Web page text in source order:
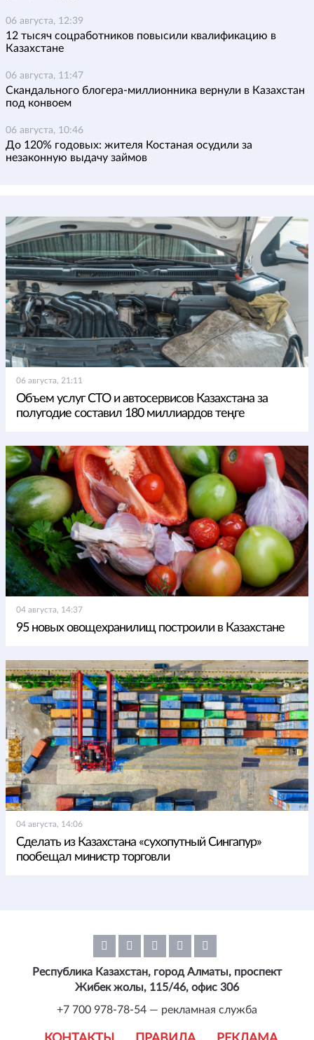
06 августа, 12:39
12 тысяч соцработников повысили квалификацию в
Казахстане
06 августа, 11:47
Скандального блогера-миллионника вернули в Казахстан
под конвоем
06 августа, 10:46
До 120% годовых: жителя Костаная осудили за
незаконную выдачу займов
06 августа, 21:11
Объем услуг СТО и автосервисов Казахстана за
полугодие составил 180 миллиардов теңге
04 августа, 14:37
95 новых овощехранилищ построили в Казахстане
04 августа, 14:06
Сделать из Казахстана «сухопутный Сингапур»
пообещал министр торговли
Республика Казахстан, город Алматы, проспект
Жибек жолы, 115/46, офис 306
+7 700 978-78-54 — рекламная служба